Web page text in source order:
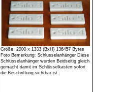
Größe: 2000 x 1333 (BxH) 136457 Bytes
Foto Bemerkung: Schlüsselanhänger Diese
Schlüsselanhänger wurden Beidseitig gleich
gemacht damit im Schlüsselkasten sofort
die Beschriftung sichtbar ist.